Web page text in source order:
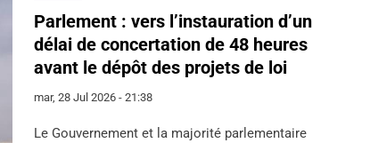
Parlement : vers l’instauration d’un
délai de concertation de 48 heures
avant le dépôt des projets de loi
mar, 28 Jul 2026 - 21:38
Le Gouvernement et la majorité parlementaire